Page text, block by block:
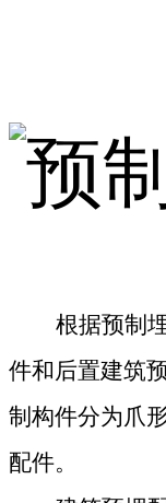
根据预制
件和后置建筑
制构件分为爪
配件。